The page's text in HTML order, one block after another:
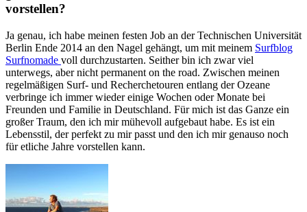
vorstellen?
Ja genau, ich habe meinen festen Job an der Technischen Universität
Berlin Ende 2014 an den Nagel gehängt, um mit meinem Surfblog
Surfnomade voll durchzustarten. Seither bin ich zwar viel
unterwegs, aber nicht permanent on the road. Zwischen meinen
regelmäßigen Surf- und Recherchetouren entlang der Ozeane
verbringe ich immer wieder einige Wochen oder Monate bei
Freunden und Familie in Deutschland. Für mich ist das Ganze ein
großer Traum, den ich mir mühevoll aufgebaut habe. Es ist ein
Lebensstil, der perfekt zu mir passt und den ich mir genauso noch
für etliche Jahre vorstellen kann.